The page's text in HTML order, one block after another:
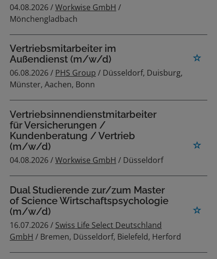
04.08.2026 /Workwise GmbH /
Mönchengladbach
Vertriebsmitarbeiter im
Außendienst (m/w/d)
06.08.2026 / PHS Group / Düsseldorf, Duisburg,
Münster, Aachen, Bonn
Vertriebsinnendienstmitarbeiter
für Versicherungen /
Kundenberatung / Vertrieb
(m/w/d)
04.08.2026 /Workwise GmbH / Düsseldorf
Dual Studierende zur/zum Master
of Science Wirtschaftspsychologie
(m/w/d)
16.07.2026 / Swiss Life Select Deutschland
GmbH / Bremen, Düsseldorf, Bielefeld, Herford